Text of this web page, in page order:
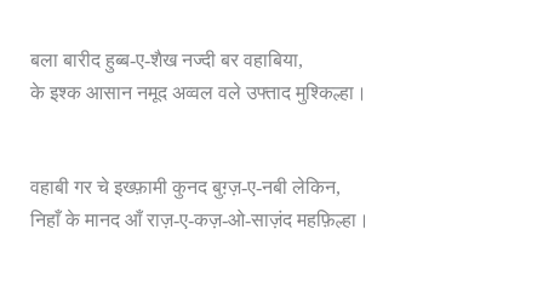
बला बारीद हुब्ब-ए-शैख नज्दी बर वहाबिया,
के इश्क आसान नमूद अव्वल वले उफ्ताद मुश्किल्हा।
वहाबी गर चे इख्फ़ामी कुनद बुग़्ज़-ए-नबी लेकिन,
निहाँ के मानद आँ राज़-ए-कज़-ओ-साज़ंद महफ़िल्हा।